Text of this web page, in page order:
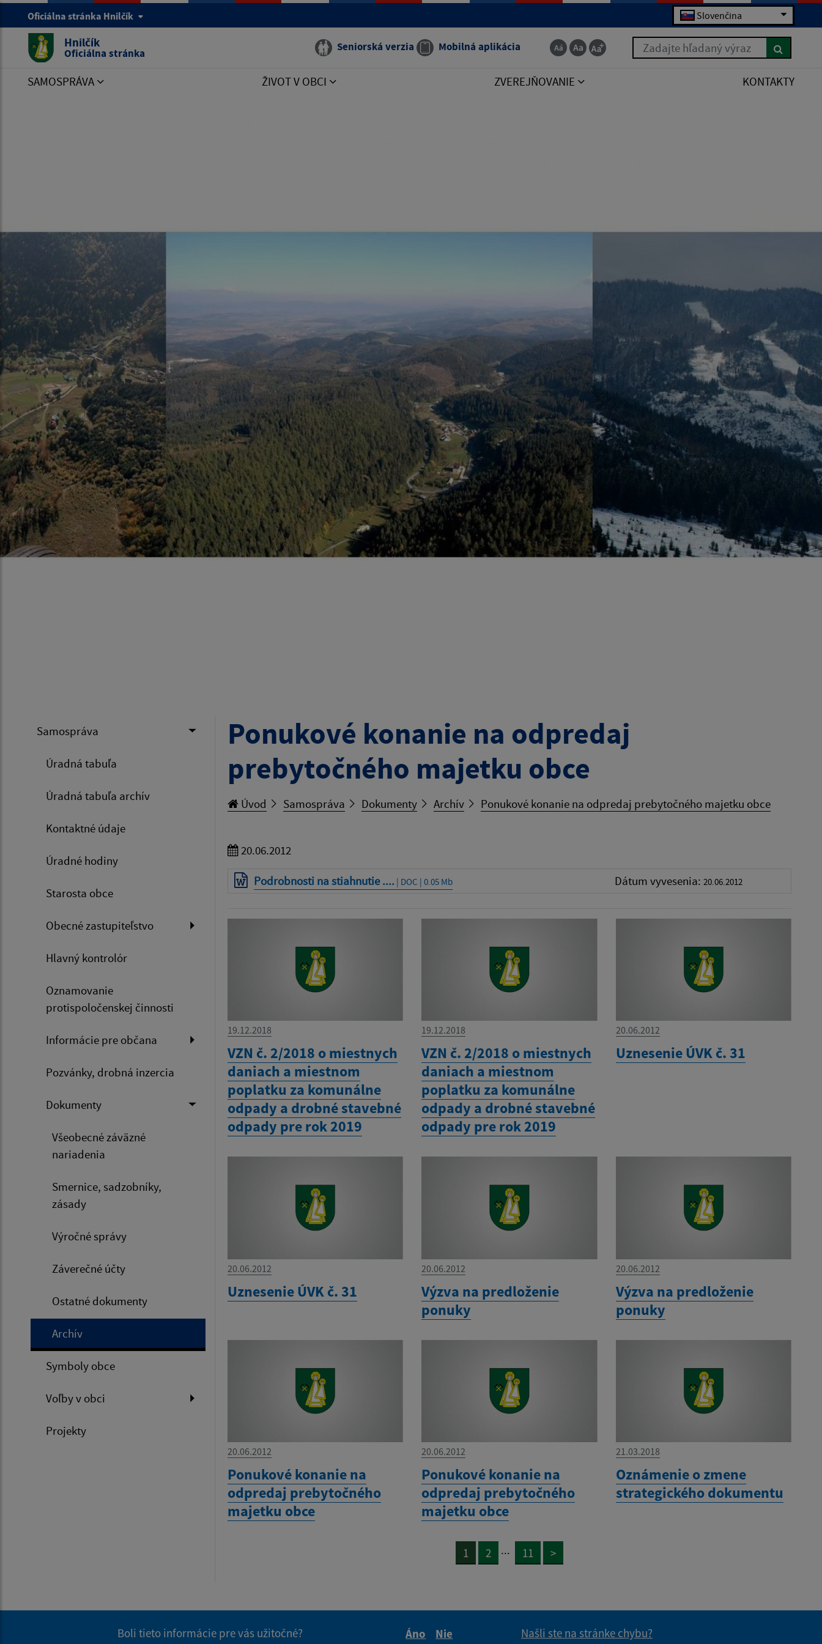
Oficiálna stránka Hnilčík Slovenčina
Hnilčík
Oficiálna stránka Seniorská verzia Mobilná aplikácia Zadajte hľadaný výraz
SAMOSPRÁVA ŽIVOT V OBCI ZVEREJŇOVANIE KONTAKTY
Samospráva
Úradná tabuľa
Úradná tabuľa archív
Kontaktné údaje
Úradné hodiny
Starosta obce
Obecné zastupiteľstvo
Hlavný kontrolór
Oznamovanie
protispoločenskej činnosti
Informácie pre občana
Pozvánky, drobná inzercia
Dokumenty
Všeobecné záväzné
nariadenia
Smernice, sadzobníky,
zásady
Výročné správy
Záverečné účty
Ostatné dokumenty
Archív
Symboly obce
Voľby v obci
Projekty
Ponukové konanie na odpredaj
prebytočného majetku obce
Úvod Samospráva Dokumenty Archív Ponukové konanie na odpredaj prebytočného majetku obce
20.06.2012
Podrobnosti na stiahnutie ....| DOC | 0.05 Mb Dátum vyvesenia: 20.06.2012
19.12.2018
VZN č. 2/2018 o miestnych
daniach a miestnom
poplatku za komunálne
odpady a drobné stavebné
odpady pre rok 2019
19.12.2018
VZN č. 2/2018 o miestnych
daniach a miestnom
poplatku za komunálne
odpady a drobné stavebné
odpady pre rok 2019
20.06.2012
Uznesenie ÚVK č. 31
20.06.2012
Uznesenie ÚVK č. 31
20.06.2012
Výzva na predloženie
ponuky
20.06.2012
Výzva na predloženie
ponuky
20.06.2012
Ponukové konanie na
odpredaj prebytočného
majetku obce
20.06.2012
Ponukové konanie na
odpredaj prebytočného
majetku obce
21.03.2018
Oznámenie o zmene
strategického dokumentu
1 2 ... 11 >
Boli tieto informácie pre vás užitočné?
Áno
Nie
Našli ste na stránke chybu?